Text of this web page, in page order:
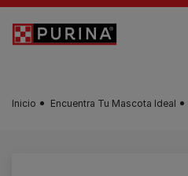
Skip to main content
Inicio Encuentra Tu Mascota Ideal